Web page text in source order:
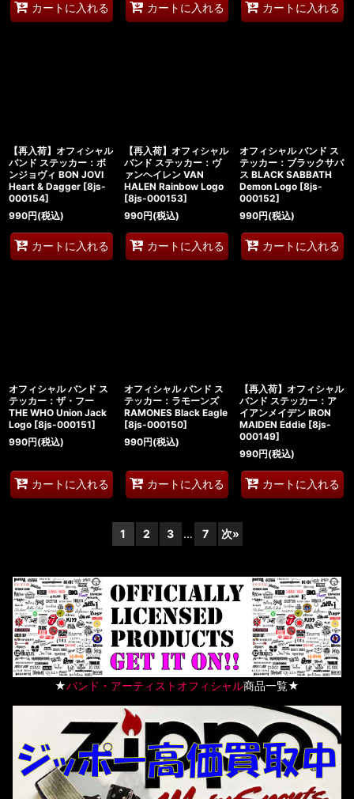
カートに入れる カートに入れる カートに入れる
【再入荷】オフィシャル
バンド ステッカー：ボ
ンジョヴィ BON JOVI
Heart & Dagger [8js-
000154]
990円(税込)
カートに入れる
【再入荷】オフィシャル
バンド ステッカー：ヴ
ァンヘイレン VAN
HALEN Rainbow Logo
[8js-000153]
990円(税込)
カートに入れる
オフィシャル バンド ス
テッカー：ブラックサバ
ス BLACK SABBATH
Demon Logo [8js-
000152]
990円(税込)
カートに入れる
オフィシャル バンド ス
テッカー：ザ・フー
THE WHO Union Jack
Logo [8js-000151]
990円(税込)
カートに入れる
オフィシャル バンド ス
テッカー：ラモーンズ
RAMONES Black Eagle
[8js-000150]
990円(税込)
カートに入れる
【再入荷】オフィシャル
バンド ステッカー：ア
イアンメイデン IRON
MAIDEN Eddie [8js-
000149]
990円(税込)
カートに入れる
1 2 3 ... 7 次»
★バンド・アーティストオフィシャル商品一覧★